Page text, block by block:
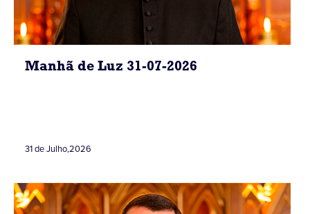
Manhã de Luz 31-07-2026
31 de Julho,2026